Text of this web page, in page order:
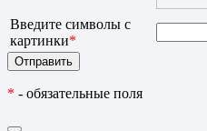
Введите символы с
картинки*
* - обязательные поля